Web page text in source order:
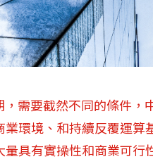
需要截然不同的條件
環境、和持續反覆運
具有實操性和商業可